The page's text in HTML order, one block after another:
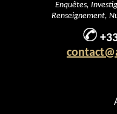
Enquêtes,
Renseignement,